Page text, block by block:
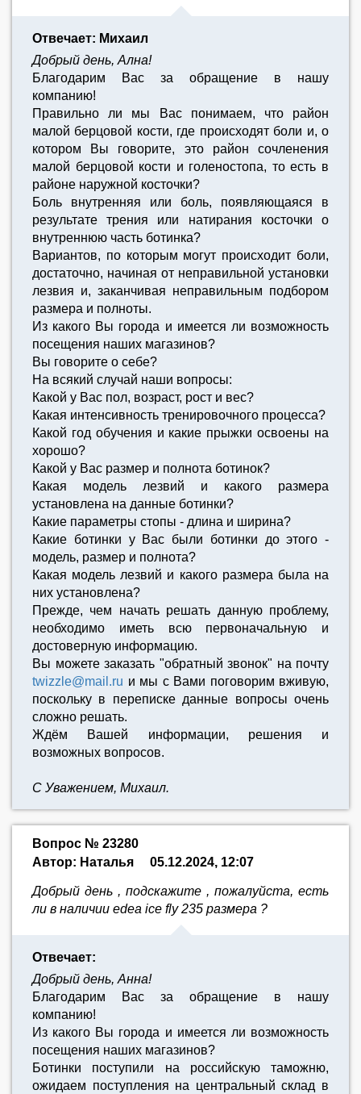
Отвечает: Михаил
Добрый день, Ална!
Благодарим Вас за обращение в нашу
компанию!
Правильно ли мы Вас понимаем, что район
малой берцовой кости, где происходят боли и, о
котором Вы говорите, это район сочленения
малой берцовой кости и голеностопа, то есть в
районе наружной косточки?
Боль внутренняя или боль, появляющаяся в
результате трения или натирания косточки о
внутреннюю часть ботинка?
Вариантов, по которым могут происходит боли,
достаточно, начиная от неправильной установки
лезвия и, заканчивая неправильным подбором
размера и полноты.
Из какого Вы города и имеется ли возможность
посещения наших магазинов?
Вы говорите о себе?
На всякий случай наши вопросы:
Какой у Вас пол, возраст, рост и вес?
Какая интенсивность тренировочного процесса?
Какой год обучения и какие прыжки освоены на
хорошо?
Какой у Вас размер и полнота ботинок?
Какая модель лезвий и какого размера
установлена на данные ботинки?
Какие параметры стопы - длина и ширина?
Какие ботинки у Вас были ботинки до этого -
модель, размер и полнота?
Какая модель лезвий и какого размера была на
них установлена?
Прежде, чем начать решать данную проблему,
необходимо иметь всю первоначальную и
достоверную информацию.
Вы можете заказать "обратный звонок" на почту
twizzle@mail.ru и мы с Вами поговорим вживую,
поскольку в переписке данные вопросы очень
сложно решать.
Ждём Вашей информации, решения и
возможных вопросов.
С Уважением, Михаил.
Вопрос № 23280
Автор: Наталья
05.12.2024, 12:07
Добрый день , подскажите , пожалуйста, есть
ли в наличии edea ice fly 235 размера ?
Отвечает:
Добрый день, Анна!
Благодарим Вас за обращение в нашу
компанию!
Из какого Вы города и имеется ли возможность
посещения наших магазинов?
Ботинки поступили на российскую таможню,
ожидаем поступления на центральный склад в